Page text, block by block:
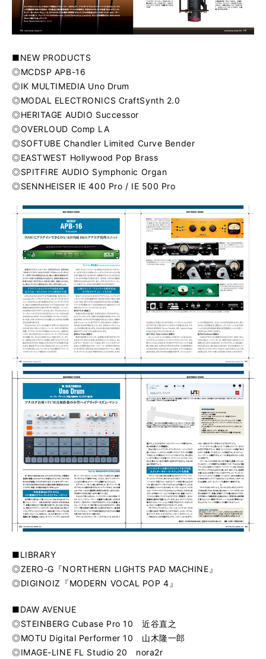
■NEW PRODUCTS
◎MCDSP APB-16
◎IK MULTIMEDIA Uno Drum
◎MODAL ELECTRONICS CraftSynth 2.0
◎HERITAGE AUDIO Successor
◎OVERLOUD Comp LA
◎SOFTUBE Chandler Limited Curve Bender
◎EASTWEST Hollywood Pop Brass
◎SPITFIRE AUDIO Symphonic Organ
◎SENNHEISER IE 400 Pro / IE 500 Pro
■LIBRARY
◎ZERO-G『NORTHERN LIGHTS PAD MACHINE』
◎DIGINOIZ『MODERN VOCAL POP 4』
■DAW AVENUE
◎STEINBERG Cubase Pro 10 近谷直之
◎MOTU Digital Performer 10 山木隆一郎
◎IMAGE-LINE FL Studio 20 nora2r